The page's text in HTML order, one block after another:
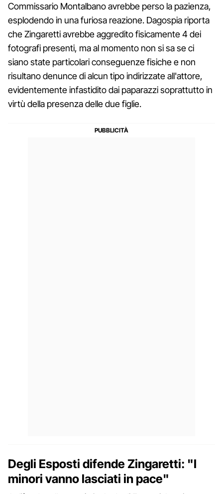
Commissario Montalbano avrebbe perso la pazienza,
esplodendo in una furiosa reazione. Dagospia riporta
che Zingaretti avrebbe aggredito fisicamente 4 dei
fotografi presenti, ma al momento non si sa se ci
siano state particolari conseguenze fisiche e non
risultano denunce di alcun tipo indirizzate all'attore,
evidentemente infastidito dai paparazzi soprattutto in
virtù della presenza delle due figlie.
Degli Esposti difende Zingaretti: "I
minori vanno lasciati in pace"